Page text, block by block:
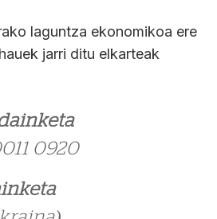
laguntza ekonomikoa ere
jarri ditu elkarteak
0920